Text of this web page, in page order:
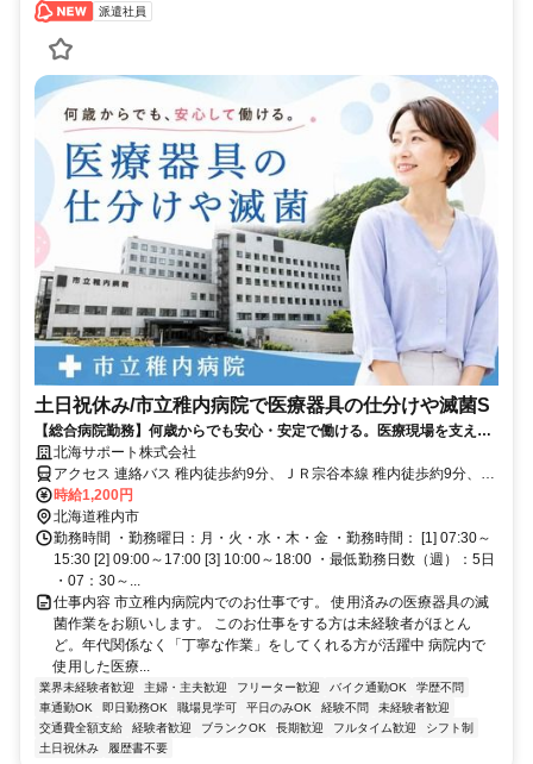
派遣社員
土日祝休み/市立稚内病院で医療器具の仕分けや滅菌S
【総合病院勤務】何歳からでも安心・安定で働ける。医療現場を支える
めずらしいお仕事です。
北海サポート株式会社
アクセス 連絡バス 稚内徒歩約9分、ＪＲ宗谷本線 稚内徒歩約9分、Ｊ
Ｒ宗谷本線 南稚内徒歩約25分 JR稚内駅から徒歩10分
時給1,200円
北海道稚内市
勤務時間 ・勤務曜日：月・火・水・木・金 ・勤務時間： [1] 07:30～
15:30 [2] 09:00～17:00 [3] 10:00～18:00 ・最低勤務日数（週）：5日
・07：30～...
仕事内容 市立稚内病院内でのお仕事です。 使用済みの医療器具の滅
菌作業をお願いします。 このお仕事をする方は未経験者がほとん
ど。年代関係なく「丁寧な作業」をしてくれる方が活躍中 病院内で
使用した医療...
業界未経験者歓迎 主婦・主夫歓迎 フリーター歓迎 バイク通勤OK
学歴不問
車通勤OK
即日勤務OK 職場見学可 平日のみOK 経験不問
未経験者歓迎
交通費全額支給
経験者歓迎 ブランクOK 長期歓迎 フルタイム歓迎
シフト制
土日祝休み
履歴書不要